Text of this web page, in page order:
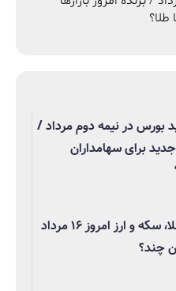
بورس در نیمه دوم مرداد /
برای سهامداران
قیمت طلا، سکه و ارز امروز ۱۶ مرداد
چند؟